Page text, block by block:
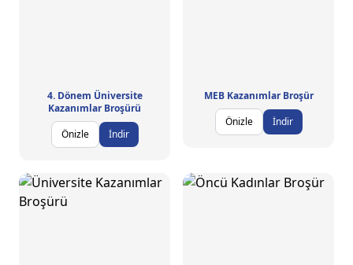
4. Dönem Üniversite
Kazanımlar Broşürü
Önizle
İndir
MEB Kazanımlar Broşür
Önizle
İndir